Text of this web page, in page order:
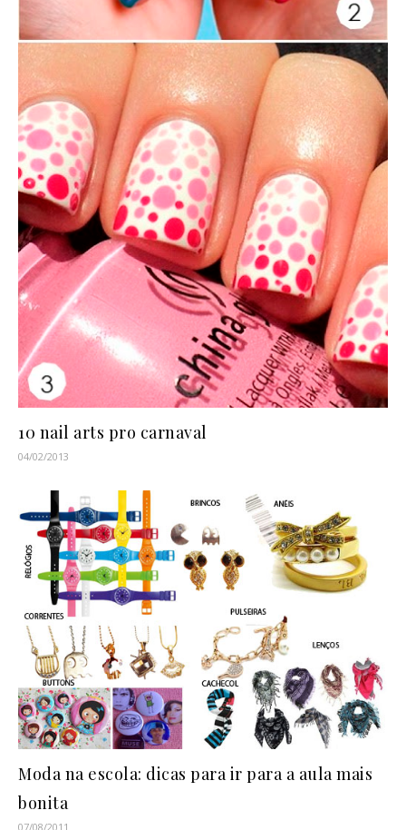
10 nail arts pro carnaval
04/02/2013
Moda na escola: dicas para ir para a aula mais
bonita
07/08/2011